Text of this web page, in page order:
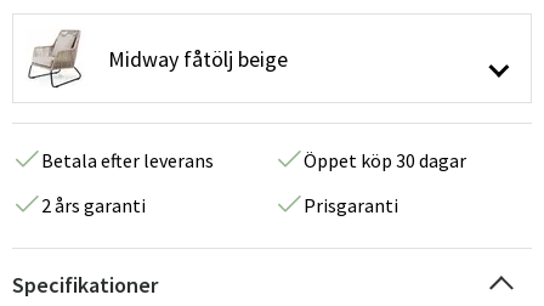
Midway fåtölj beige
Betala efter leverans
Öppet köp 30 dagar
2 års garanti
Prisgaranti
Specifikationer